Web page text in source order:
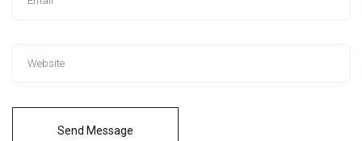
Send Message